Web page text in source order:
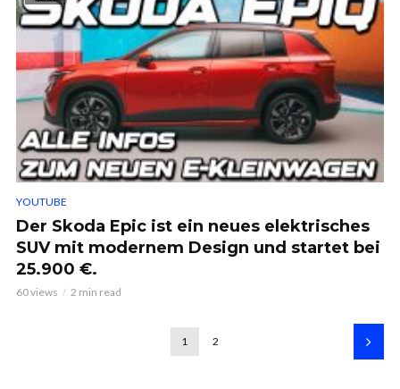
YOUTUBE
Der Skoda Epic ist ein neues elektrisches
SUV mit modernem Design und startet bei
25.900 €.
60 views 2 min read
1 2